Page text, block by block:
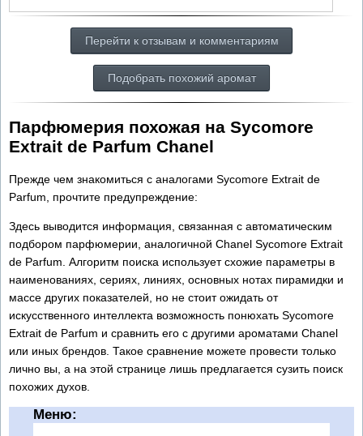
Перейти к отзывам и комментариям
Подобрать похожий аромат
Парфюмерия похожая на Sycomore
Extrait de Parfum Chanel
Прежде чем знакомиться с аналогами Sycomore Extrait de
Parfum, прочтите предупреждение:
Здесь выводится информация, связанная с автоматическим
подбором парфюмерии, аналогичной Chanel Sycomore Extrait
de Parfum. Алгоритм поиска использует схожие параметры в
наименованиях, сериях, линиях, основных нотах пирамидки и
массе других показателей, но не стоит ожидать от
искусственного интеллекта возможность понюхать Sycomore
Extrait de Parfum и сравнить его с другими ароматами Chanel
или иных брендов. Такое сравнение можете провести только
лично вы, а на этой странице лишь предлагается сузить поиск
похожих духов.
Меню: